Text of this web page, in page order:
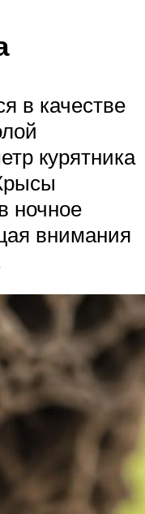
в качестве
курятника
ночное
внимания